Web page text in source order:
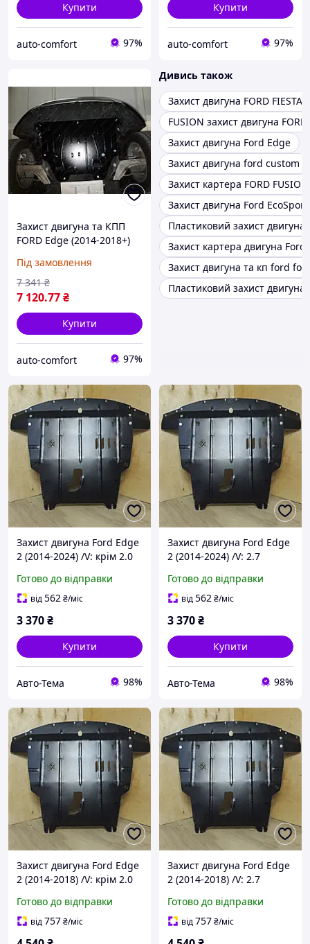
Купити
auto-comfort 97%
Купити
auto-comfort 97%
Захист двигуна та КПП
FORD Edge (2014-2018+)
Під замовлення
7 120.77₴
7 341 ₴
Купити
auto-comfort 97%
Дивись також
Захист двигуна FORD FIESTA
FUSION захист двигуна FORD
Захист двигуна Ford Edge
Захист двигуна ford custom
Захист картера FORD FUSION
Захист двигуна Ford EcoSport
Пластиковий захист
Захист картера двигуна Ford
Захист двигуна та кп ford
Пластиковий захист
Захист двигуна Ford Edge
2 (2014-2024) /V: крім 2.0
EcoBoost; 3.5 Duratec/
{двигун і КПП}
Готово до відправки
від562₴/міс
3 370₴
Купити
Авто-Тема 98%
Захист двигуна Ford Edge
2 (2014-2024) /V: 2.7
{двигун і КПП}
Готово до відправки
від562₴/міс
3 370₴
Купити
Авто-Тема 98%
Захист двигуна Ford Edge
2 (2014-2018) /V: крім 2.0
EcoBoost; 3.5 Duratec/
{радіатор, двигун і КПП}
Готово до відправки
від757₴/міс
Захист двигуна Ford Edge
2 (2014-2018) /V: 2.7
{радіатор, двигун і КПП}
Готово до відправки
від757₴/міс